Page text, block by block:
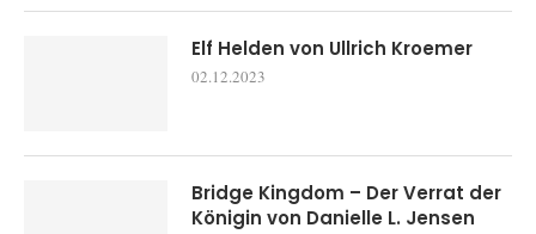
Elf Helden von Ullrich Kroemer
02.12.2023
Bridge Kingdom – Der Verrat der
Königin von Danielle L. Jensen